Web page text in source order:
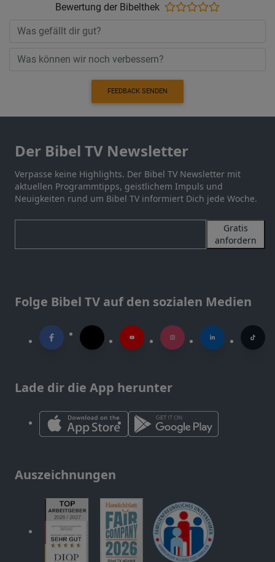
Bewertung der Bibelthek
FEEDBACK SENDEN
Der Bibel TV Newsletter
Verpasse keine Highlights. Der Bibel TV Newsletter mit
aktuellen Programmtipps, geistlichem Impuls und
Neuigkeiten rund um Bibel TV informiert Dich jede Woche.
Gratis
anfordern
Folge Bibel TV auf den sozialen Medien
Lade dir die App herunter
Auszeichnungen